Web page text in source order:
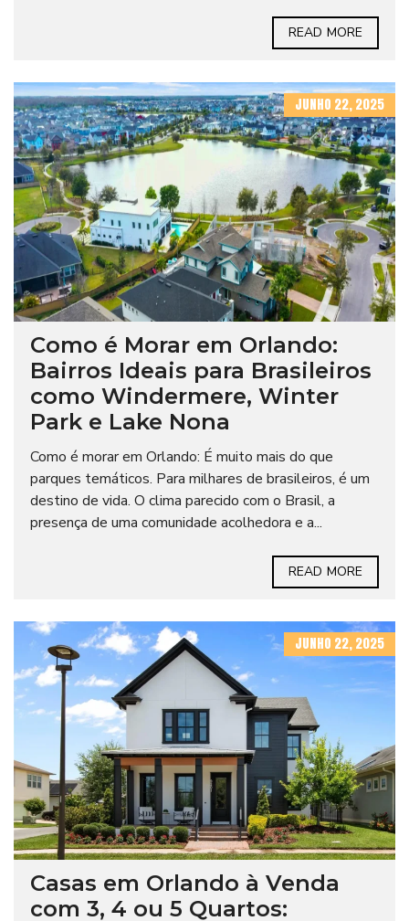
READ MORE
JUNHO 22, 2025
Como é Morar em Orlando:
Bairros Ideais para Brasileiros
como Windermere, Winter
Park e Lake Nona
Como é morar em Orlando: É muito mais do que
parques temáticos. Para milhares de brasileiros, é um
destino de vida. O clima parecido com o Brasil, a
presença de uma comunidade acolhedora e a...
READ MORE
JUNHO 22, 2025
Casas em Orlando à Venda
com 3, 4 ou 5 Quartos: